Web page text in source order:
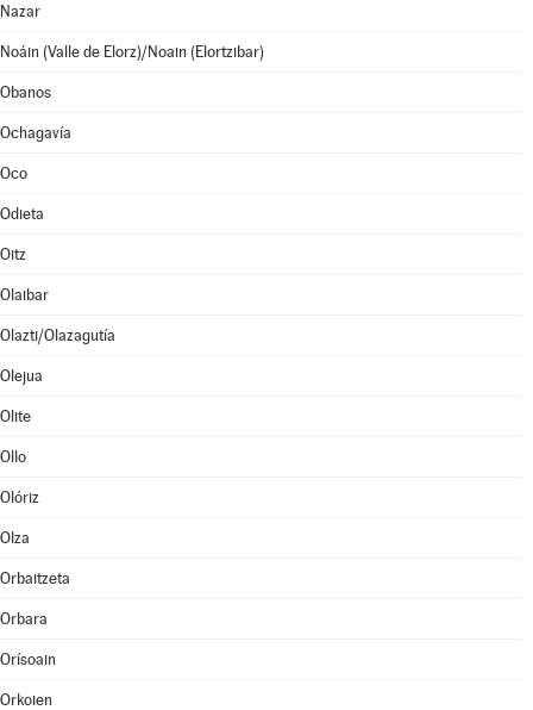
Nazar
Noáin (Valle de Elorz)/Noain (Elortzibar)
Obanos
Ochagavía
Oco
Odieta
Oitz
Olaibar
Olazti/Olazagutía
Olejua
Olite
Ollo
Olóriz
Olza
Orbaitzeta
Orbara
Orísoain
Orkoien